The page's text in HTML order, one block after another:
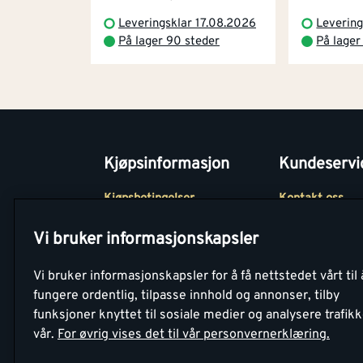
Leveringsklar 17.08.2026
På lager 90 steder
På
Kjøpsinformasjon
Kjøpsbetingelser
Betaling
Retur- og
angrerettsskjema
Kontakt oss
Montér Bedrift
Vi bruker informasjonskapsler
Vi bruker informasjonskapsler for å få nettstedet vårt til
fungere ordentlig, tilpasse innhold og annonser, tilby
funksjoner knyttet til sosiale medier og analysere
vår. For øvrig vises det til vår personvernerklæring.